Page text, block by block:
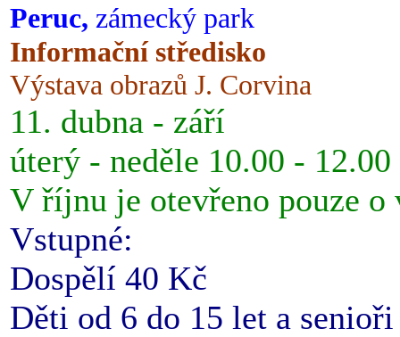
Peruc, zámecký park
Informační středisko
Výstava obrazů J. Corvina
11. dubna - září
úterý - neděle 10.00 -
V říjnu je otevřeno pouze o
Vstupné:
Dospělí 40 Kč
Děti od 6 do 15 let a